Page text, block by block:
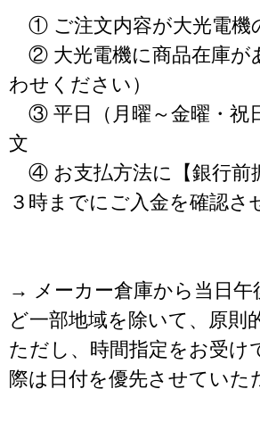
① ご注文内容が大光電機
② 大光電機に商品在庫が
わせください）
③ 平日（月曜～金曜・祝
文
④ お支払方法に【銀行前
３時までにご入金を確認
→ メーカー倉庫から当日午
ど一部地域を除いて、原則
ただし、時間指定をお受
際は日付を優先させていた